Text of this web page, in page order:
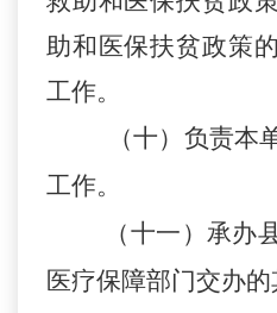
助和医保扶贫政策
工作。
（十）负责本
工作。
（十一）承办
医疗保障部门交办的